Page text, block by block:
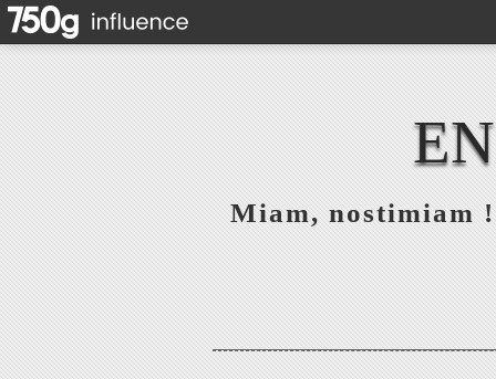
Miam, nostimiam !